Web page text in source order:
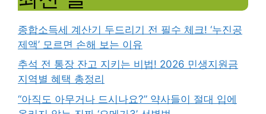
종합소득세 계산기 두드리기 전 필수 체크! ‘누진공
제액’ 모르면 손해 보는 이유
추석 전 통장 잔고 지키는 비법! 2026 민생지원금
지역별 혜택 총정리
“아직도 아무거나 드시나요?” 약사들이 절대 입에